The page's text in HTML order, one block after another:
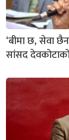
‘बीमा छ, सेवा
सांसद देवकोटाको